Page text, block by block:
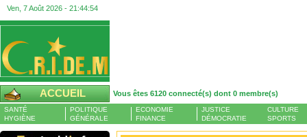
Ven, 7 Août 2026 - 21:44:55
ACCUEIL Vous êtes 6120 connecté(s) dont 0 membre(s)
SANTÉ
HYGIÈNE
POLITIQUE
GÉNÉRALE
ECONOMIE
FINANCE
JUSTICE
DÉMOCRATIE
CULTURE
SPORTS